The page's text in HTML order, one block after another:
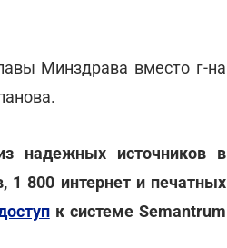
Минздрава вместо г-на
надежных источников в
1 800 интернет и печатных
к системе Semantrum